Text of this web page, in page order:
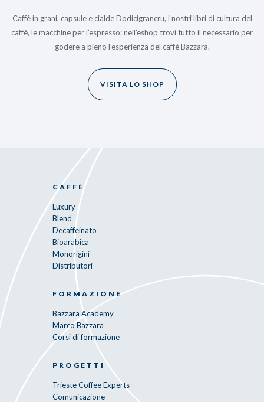
Caffè in grani, capsule e cialde Dodicigrancru, i nostri libri di cultura del
caffè, le macchine per l’espresso: nell’eshop trovi tutto il necessario per
godere a pieno l’esperienza del caffè Bazzara.
VISITA LO SHOP
CAFFÈ
Luxury
Blend
Decaffeinato
Bioarabica
Monorigini
Distributori
FORMAZIONE
Bazzara Academy
Marco Bazzara
Corsi di formazione
PROGETTI
Trieste Coffee Experts
Comunicazione